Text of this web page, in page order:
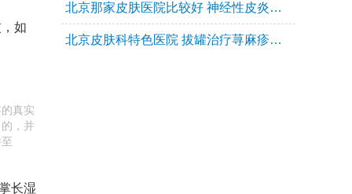
如
真实
，并
长湿
北京那家皮肤医院比较好 神经性皮炎后变黑该怎么办？
北京皮肤科特色医院 拔罐治疗荨麻疹管用吗？